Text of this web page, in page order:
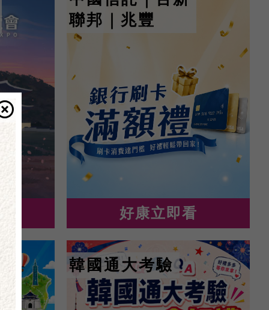
聯邦｜兆豐
好康立即看
韓國通大考驗